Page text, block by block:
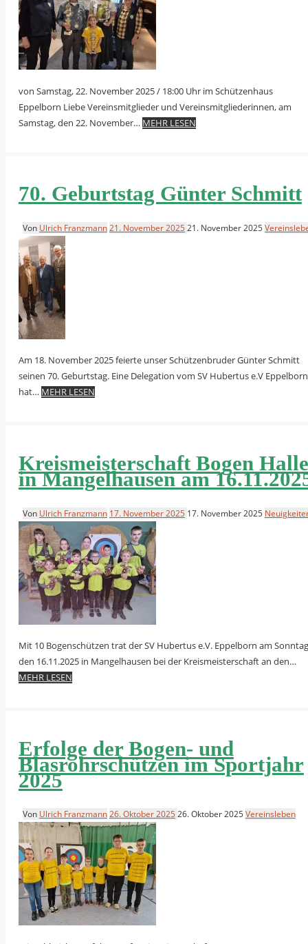
von Samstag, 22. November 2025 / 18:00 Uhr im Schützenhaus
Eppelborn Liebe Vereinsmitglieder und Vereinsmitgliederinnen, am
Samstag, den 22. November… MEHR LESEN
70. Geburtstag Günter Schmitt
Von Ulrich Franzmann21. November 2025 21. November 2025
Am 18. November 2025 feierte unser Schützenbruder Günter Schmitt
seinen 70. Geburtstag. Eine Delegation vom SV Hubertus e.V Eppelborn
hat… MEHR LESEN
Kreismeisterschaft Bogen Halle
in Mangelhausen am
Von Ulrich Franzmann 17. November 2025 17. November 2025
Mit 10 Bogenschützen trat der SV Hubertus e.V. Eppelborn am
den 16.11.2025 in Mangelhausen bei der Kreismeisterschaft an den…
MEHR LESEN
Erfolge der Bogen- und
Blasrohrschützen im Sportjahr
2025
Von Ulrich Franzmann26. Oktober 2025 26. Oktober 2025Vereinsleben